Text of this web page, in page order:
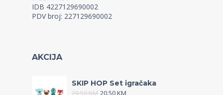
IDB 4227129690002
PDV broj: 227129690002
AKCIJA
SKIP HOP Set igračaka
29.50KM 20.50KM